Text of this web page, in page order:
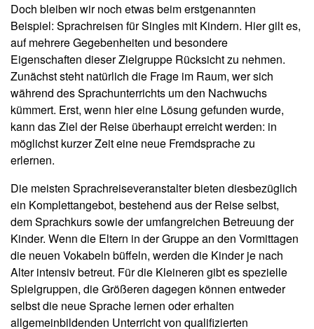
Doch bleiben wir noch etwas beim erstgenannten
Beispiel: Sprachreisen für Singles mit Kindern. Hier gilt es,
auf mehrere Gegebenheiten und besondere
Eigenschaften dieser Zielgruppe Rücksicht zu nehmen.
Zunächst steht natürlich die Frage im Raum, wer sich
während des Sprachunterrichts um den Nachwuchs
kümmert. Erst, wenn hier eine Lösung gefunden wurde,
kann das Ziel der Reise überhaupt erreicht werden: in
möglichst kurzer Zeit eine neue Fremdsprache zu
erlernen.
Die meisten Sprachreiseveranstalter bieten diesbezüglich
ein Komplettangebot, bestehend aus der Reise selbst,
dem Sprachkurs sowie der umfangreichen Betreuung der
Kinder. Wenn die Eltern in der Gruppe an den Vormittagen
die neuen Vokabeln büffeln, werden die Kinder je nach
Alter intensiv betreut. Für die Kleineren gibt es spezielle
Spielgruppen, die Größeren dagegen können entweder
selbst die neue Sprache lernen oder erhalten
allgemeinbildenden Unterricht von qualifizierten